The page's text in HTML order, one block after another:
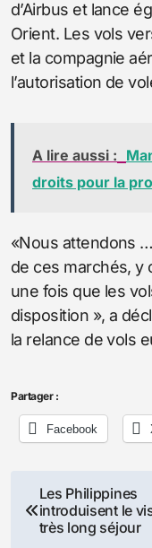
d’Airbus et lance
Orient. Les vols
et la compagnie
l’autorisation de
A lire aussi :
droits pour la
«Nous attendons
de ces marchés, y
une fois que les
disposition », a
la relance de vols
Partager :
Facebook
Navigation
de
Les Philippines
introduisent le
très long séjour